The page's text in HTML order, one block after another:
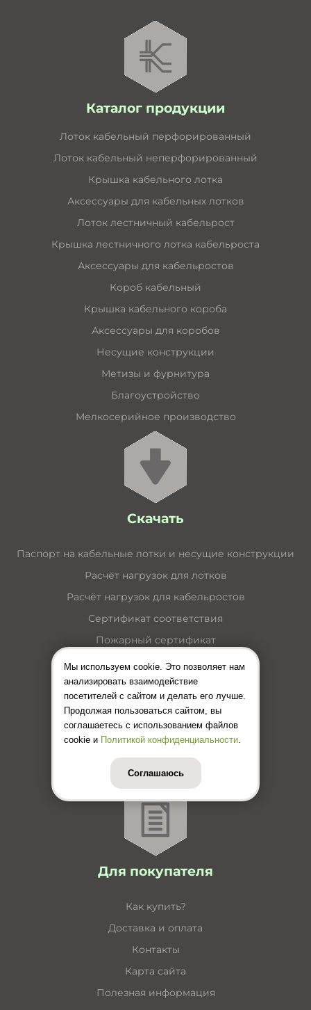
Каталог продукции
Лоток кабельный перфорированный
Лоток кабельный неперфорированный
Крышка кабельного лотка
Аксессуары для кабельных лотков
Лоток лестничный кабельрост
Крышка лестничного лотка кабельроста
Аксессуары для кабельростов
Короб кабельный
Крышка кабельного короба
Аксессуары для коробов
Несущие конструкции
Метизы и фурнитура
Благоустройство
Мелкосерийное производство
Скачать
Паспорт на кабельные лотки и несущие конструкции
Расчёт нагрузок для лотков
Расчёт нагрузок для кабельростов
Сертификат соответствия
Пожарный сертификат
Каталог кабельные лотки
Каталог лестничные лотки
Каталог кабельные короба
Каталог несущие конструкции
Инструкция по монтажу лотков
Цены (Прайс-лист)
Для покупателя
Как купить?
Доставка и оплата
Контакты
Карта сайта
Полезная информация
Мы используем cookie. Это позволяет нам
анализировать взаимодействие
посетителей с сайтом и делать его лучше.
Продолжая пользоваться сайтом, вы
соглашаетесь с использованием файлов
cookie и Политикой конфиденциальности
Соглашаюсь